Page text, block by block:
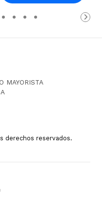
Carro
MAYORISTA
derechos reservados.